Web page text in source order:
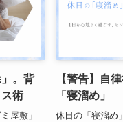
」。背
術
屋敷」
【警告】自
「寝溜め」
休日の「寝溜め